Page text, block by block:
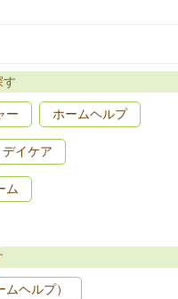
す
ー ホームヘルプ
デイケア
ム
ヘルプ）